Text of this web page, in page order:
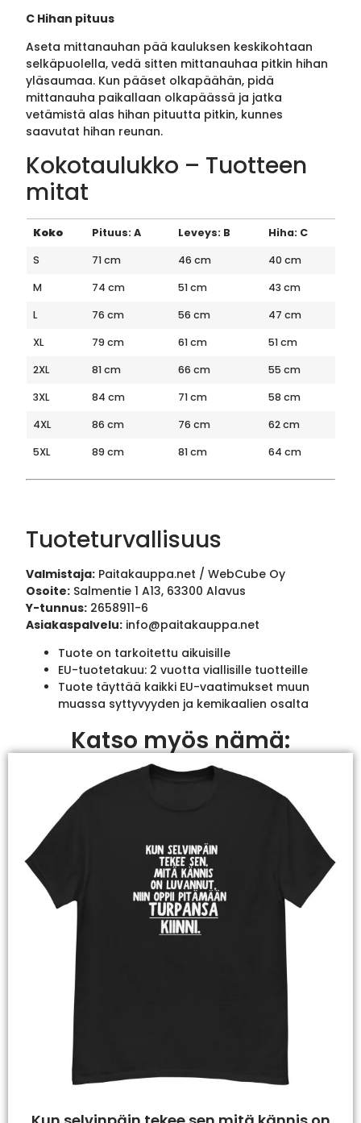
C Hihan pituus
Aseta mittanauhan pää kauluksen keskikohtaan
selkäpuolella, vedä sitten mittanauhaa pitkin hihan
yläsaumaa. Kun pääset olkapäähän, pidä
mittanauha paikallaan olkapäässä ja jatka
vetämistä alas hihan pituutta pitkin, kunnes
saavutat hihan reunan.
Kokotaulukko – Tuotteen
mitat
Koko Pituus: A Leveys: B
Hiha: C
S
71 cm 46 cm
40 cm
M
74 cm 51 cm
43 cm
L
76 cm 56 cm
47 cm
XL
79 cm 61 cm
51 cm
2XL
81 cm 66 cm
55 cm
3XL
84 cm 71 cm
58 cm
4XL
86 cm 76 cm
62 cm
5XL
89 cm 81 cm 64 cm
Tuoteturvallisuus
Valmistaja: Paitakauppa.net / WebCube Oy
Osoite: Salmentie 1 A13, 63300 Alavus
Y-tunnus: 2658911-6
Asiakaspalvelu: info@paitakauppa.net
Tuote on tarkoitettu aikuisille
EU-tuotetakuu: 2 vuotta viallisille tuotteille
Tuote täyttää kaikki EU-vaatimukset muun
muassa syttyvyyden ja kemikaalien osalta
Katso myös nämä: